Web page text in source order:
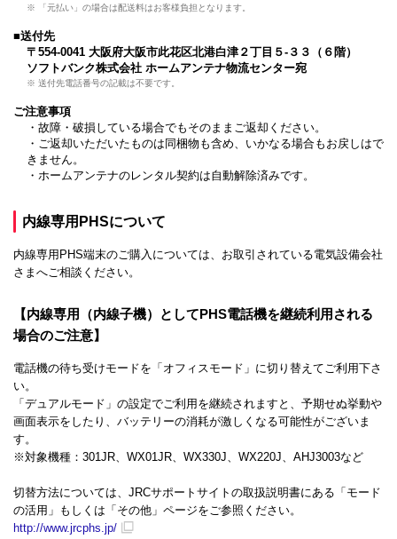
※ 「元払い」の場合は配送料はお客様負担となります。
■送付先
〒554-0041 大阪府大阪市此花区北港白津２丁目５-３３（６階）
ソフトバンク株式会社 ホームアンテナ物流センター宛
※ 送付先電話番号の記載は不要です。
ご注意事項
・故障・破損している場合でもそのままご返却ください。
・ご返却いただいたものは同梱物も含め、いかなる場合もお戻しはで
きません。
・ホームアンテナのレンタル契約は自動解除済みです。
内線専用PHSについて
内線専用PHS端末のご購入については、お取引されている電気設備会社
さまへご相談ください。
【内線専用（内線子機）としてPHS電話機を継続利用される
場合のご注意】
電話機の待ち受けモードを「オフィスモード」に切り替えてご利用下さ
い。
「デュアルモード」の設定でご利用を継続されますと、予期せぬ挙動や
画面表示をしたり、バッテリーの消耗が激しくなる可能性がございま
す。
※対象機種：301JR、WX01JR、WX330J、WX220J、AHJ3003など
切替方法については、JRCサポートサイトの取扱説明書にある「モード
の活用」もしくは「その他」ページをご参照ください。
http://www.jrcphs.jp/